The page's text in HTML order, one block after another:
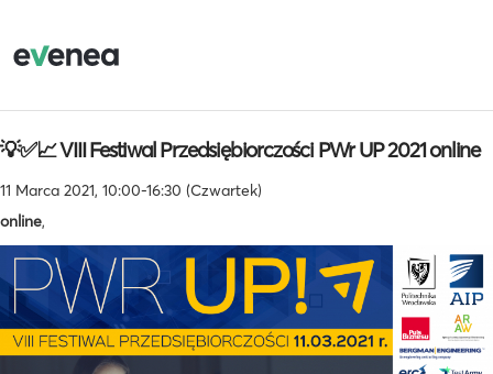
💡✅📈 VIII Festiwal Przedsiębiorczości PWr UP 2021 online
11 Marca 2021, 10:00-16:30 (Czwartek)
online,